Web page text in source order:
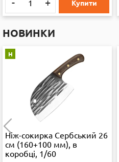
Купити
НОВИНКИ
Н
Ніж з дерев'яною ручкою
King Gary M20-692 7" 25 см
(150+100 мм), бл., 1/12